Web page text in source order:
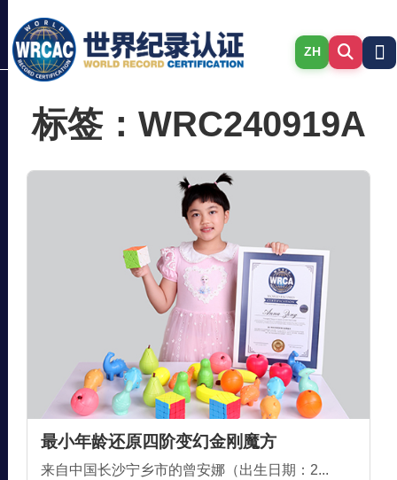
ZH
标签：WRC240919A
最小年龄还原四阶变幻金刚魔方
来自中国长沙宁乡市的曾安娜（出生日期：2...